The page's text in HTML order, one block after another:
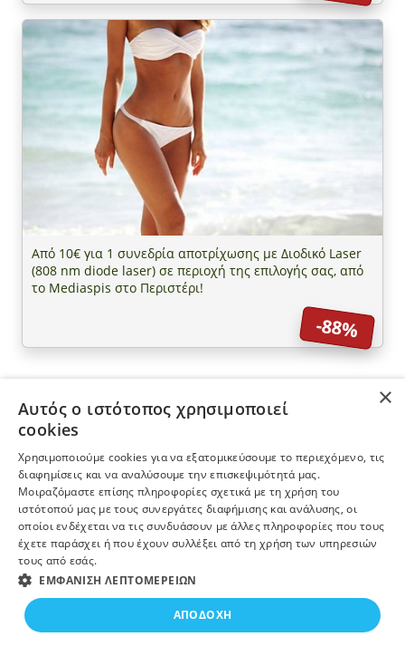
Από 10€ για 1 συνεδρία αποτρίχωσης με Διοδικό Laser
(808 nm diode laser) σε περιοχή της επιλογής σας, από
το Mediaspis στο Περιστέρι!
-88%
ΠΛΗΡΟΦΟΡΙΕΣ
Η ΕΤΑΙΡΕΙΑ
ΠΕΡΙΣΣΟΤΕΡΑ
ΕΓΓΡΑΦΗ ΣΤΟ NEWSLETTER
×
Αυτός ο ιστότοπος χρησιμοποιεί
cookies
Χρησιμοποιούμε cookies για να εξατομικεύσουμε το περιεχόμενο, τις
διαφημίσεις και να αναλύσουμε την επισκεψιμότητά μας.
Μοιραζόμαστε επίσης πληροφορίες σχετικά με τη χρήση του
ιστότοπού μας με τους συνεργάτες διαφήμισης και ανάλυσης, οι
οποίοι ενδέχεται να τις συνδυάσουν με άλλες πληροφορίες που τους
έχετε παράσχει ή που έχουν συλλέξει από τη χρήση των υπηρεσιών
τους από εσάς.
ΕΜΦΆΝΙΣΗ ΛΕΠΤΟΜΕΡΕΙΏΝ
ΑΠΟΔΟΧΉ